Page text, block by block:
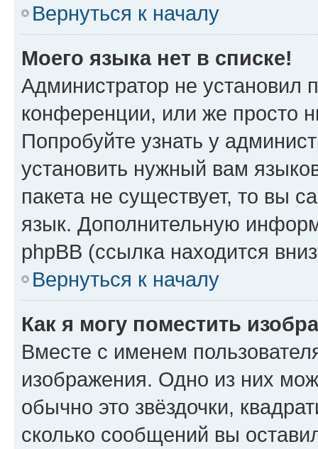
Вернуться к началу
Моего языка нет в списке!
Администратор не установил
конференции, или же просто
Попробуйте узнать у
установить нужный вам
пакета не существует, то вы
язык. Дополнительную
phpBB (ссылка находится
Вернуться к началу
Как я могу поместить
Вместе с именем
изображения. Одно из них
обычно это звёздочки,
сколько сообщений вы